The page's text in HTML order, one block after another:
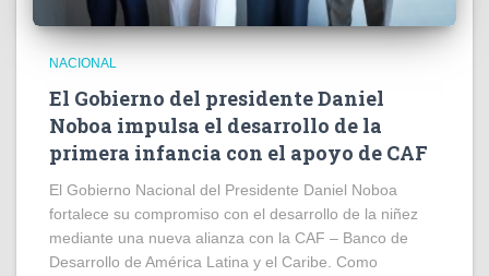
NACIONAL
El Gobierno del presidente Daniel
Noboa impulsa el desarrollo de la
primera infancia con el apoyo de CAF
El Gobierno Nacional del Presidente Daniel Noboa
fortalece su compromiso con el desarrollo de la niñez
mediante una nueva alianza con la CAF – Banco de
Desarrollo de América Latina y el Caribe. Como